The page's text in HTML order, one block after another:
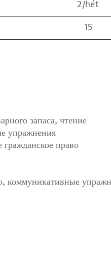
2/hét
15
запаса, чтение
упражнения
гражданское право
коммуникативные